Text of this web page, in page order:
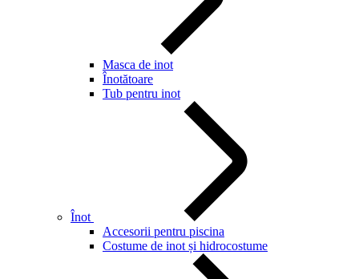
Masca de inot
Înotătoare
Tub pentru inot
Înot
Accesorii pentru piscina
Costume de inot și hidrocostume